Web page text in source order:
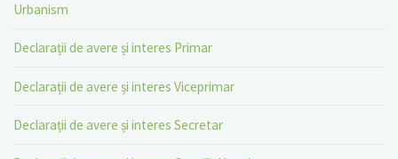
Urbanism
Declarații de avere și interes Primar
Declarații de avere și interes Viceprimar
Declarații de avere și interes Secretar